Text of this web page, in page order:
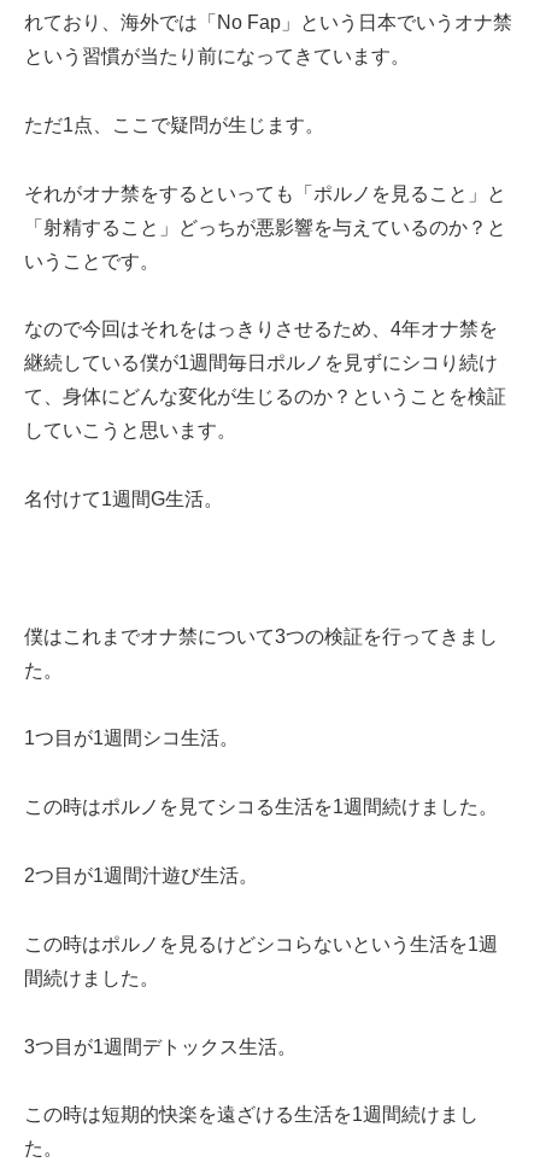
れており、海外では「No Fap」という日本でいうオナ禁
という習慣が当たり前になってきています。
ただ1点、ここで疑問が生じます。
それがオナ禁をするといっても「ポルノを見ること」と
「射精すること」どっちが悪影響を与えているのか？と
いうことです。
なので今回はそれをはっきりさせるため、4年オナ禁を
継続している僕が1週間毎日ポルノを見ずにシコり続け
て、身体にどんな変化が生じるのか？ということを検証
していこうと思います。
名付けて1週間G生活。
僕はこれまでオナ禁について3つの検証を行ってきまし
た。
1つ目が1週間シコ生活。
この時はポルノを見てシコる生活を1週間続けました。
2つ目が1週間汁遊び生活。
この時はポルノを見るけどシコらないという生活を1週
間続けました。
3つ目が1週間デトックス生活。
この時は短期的快楽を遠ざける生活を1週間続けまし
た。